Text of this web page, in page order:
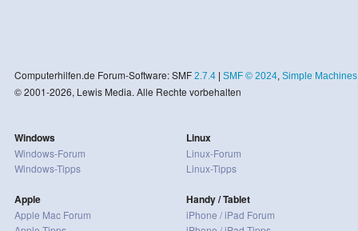
Computerhilfen.de Forum-Software: SMF 2.7.4| SMF © 2024, Simple Machines
© 2001-2026, Lewis Media. Alle Rechte vorbehalten
Windows
Windows-Forum
Windows-Tipps
Apple
Apple Mac Forum
Linux
Linux-Forum
Linux-Tipps
Handy / Tablet
iPhone / iPad Forum